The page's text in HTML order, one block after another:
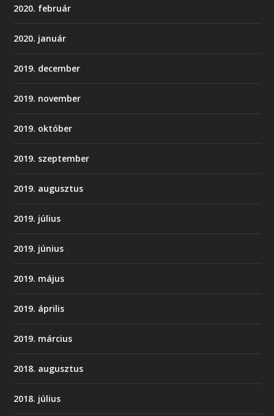
2020. február
2020. január
2019. december
2019. november
2019. október
2019. szeptember
2019. augusztus
2019. július
2019. június
2019. május
2019. április
2019. március
2018. augusztus
2018. július